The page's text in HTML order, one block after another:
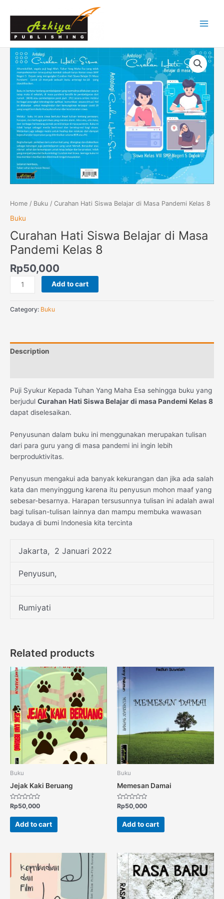
Menu
Home / Buku / Curahan Hati Siswa Belajar di Masa Pandemi Kelas 8
Buku
Curahan Hati Siswa Belajar di Masa
Pandemi Kelas 8
Rp50,000
Curahan
Hati
Siswa
Belajar
Masa
Pandemi
Kelas
quantity
Add to cart
Category: Buku
Description
Puji Syukur Kepada Tuhan Yang Maha Esa sehingga buku yang
berjudul Curahan Hati Siswa Belajar di masa Pandemi Kelas 8
dapat diselesaikan.
Penyusunan dalam buku ini menggunakan merupakan tulisan
dari para guru yang di masa pandemi ini ingin lebih
berproduktivitas.
Penyusun mengakui ada banyak kekurangan dan jika ada salah
kata dan menyinggung karena itu penyusun mohon maaf yang
sebesar-besarnya. Harapan tersusunnya tulisan ini adalah awal
bagi tulisan-tulisan lainnya dan mampu membuka wawasan
budaya di bumi Indonesia kita tercinta
Jakarta, 2 Januari 2022
Penyusun,
Rumiyati
Related products
Buku
Jejak Kaki Beruang
Rated
out
Rp50,000
Add to cart
Buku
Memesan Damai
Rated
out
Rp50,000
Add to cart